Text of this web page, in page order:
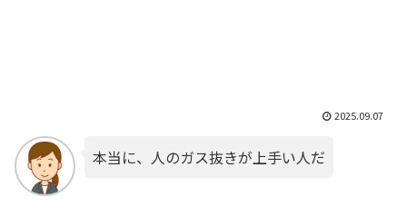
2025.09.07
本当に、人のガス抜きが上手い人だ